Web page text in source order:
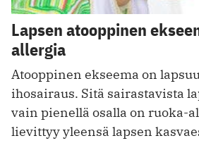
Lapsen atooppinen
allergia
Atooppinen ekseema on
ihosairaus. Sitä sairastavista
vain pienellä osalla on ruoka-
lievittyy yleensä lapsen